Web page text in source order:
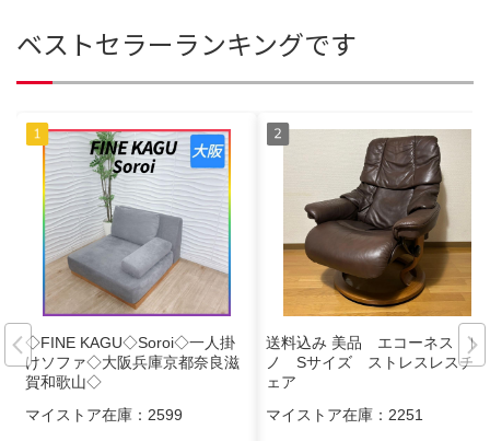
ベストセラーランキングです
◇FINE KAGU◇Soroi◇一人掛
けソファ◇大阪兵庫京都奈良滋
賀和歌山◇
マイストア在庫： 2599
送料込み 美品 エコーネス レ
ノ Sサイズ ストレスレスチ
ェア
マイストア在庫： 2251